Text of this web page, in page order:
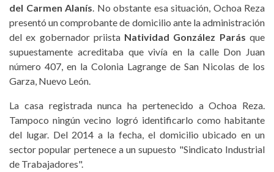
del Carmen Alanís. No obstante esa situación, Ochoa Reza
presentó un comprobante de domicilio ante la administración
del ex gobernador priista Natividad González Parás que
supuestamente acreditaba que vivía en la calle Don Juan
número 407, en la Colonia Lagrange de San Nicolas de los
Garza, Nuevo León.
La casa registrada nunca ha pertenecido a Ochoa Reza.
Tampoco ningún vecino logró identificarlo como habitante
del lugar. Del 2014 a la fecha, el domicilio ubicado en un
sector popular pertenece a un supuesto "Sindicato Industrial
de Trabajadores".